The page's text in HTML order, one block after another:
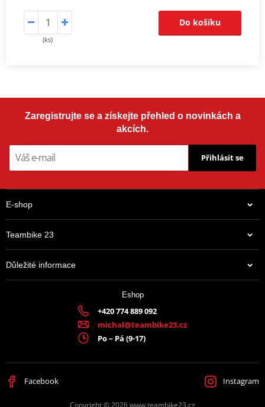
(ks)
Do košíku
Zaregistrujte se a získejte přehled o novinkách a
akcích.
Přihlásit se
E-shop
Teambike 23
Důležité informace
Eshop
+420 774 889 092
michal@teambike23.cz
Po – Pá (9-17)
Facebook Instagram
Copyright © 2026 www.teambike23.cz